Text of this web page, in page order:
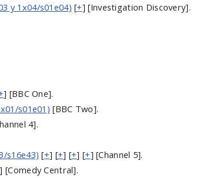
y 1x04/s01e04) [+] [Investigation Discovery].
] [BBC One].
s01e01) [BBC Two].
4].
s16e43) [+] [+] [+] [+] [Channel 5].
] [Comedy Central].